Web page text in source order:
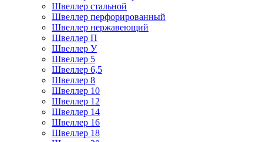
Швеллер стальной
Швеллер перфорированный
Швеллер нержавеющий
Швеллер П
Швеллер У
Швеллер 5
Швеллер 6,5
Швеллер 8
Швеллер 10
Швеллер 12
Швеллер 14
Швеллер 16
Швеллер 18